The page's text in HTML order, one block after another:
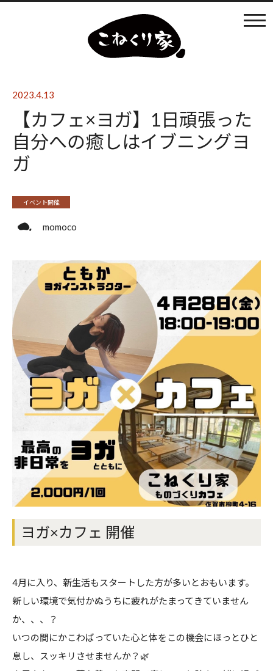
カフェ利用
ものづくり
日々のブログ
0952-37-6905
2023.4.13
【カフェ×ヨガ】1日頑張った
自分への癒しはイブニングヨ
ガ
イベント開催
momoco
ヨガ×カフェ 開催
4月に入り、新生活もスタートした方が多いとおもいます。
新しい環境で気付かぬうちに疲れがたまってきていません
か、、、？
いつの間にかこわばっていた心と体をこの機会にほっとひと
息し、スッキリさせませんか？🌿